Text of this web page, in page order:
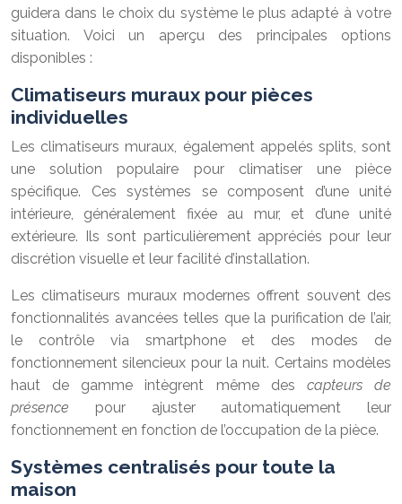
guidera dans le choix du système le plus adapté à votre
situation. Voici un aperçu des principales options
disponibles :
Climatiseurs muraux pour pièces
individuelles
Les climatiseurs muraux, également appelés splits, sont
une solution populaire pour climatiser une pièce
spécifique. Ces systèmes se composent d’une unité
intérieure, généralement fixée au mur, et d’une unité
extérieure. Ils sont particulièrement appréciés pour leur
discrétion visuelle et leur facilité d’installation.
Les climatiseurs muraux modernes offrent souvent des
fonctionnalités avancées telles que la purification de l’air,
le contrôle via smartphone et des modes de
fonctionnement silencieux pour la nuit. Certains modèles
haut de gamme intègrent même des capteurs de
présence pour ajuster automatiquement leur
fonctionnement en fonction de l’occupation de la pièce.
Systèmes centralisés pour toute la
maison